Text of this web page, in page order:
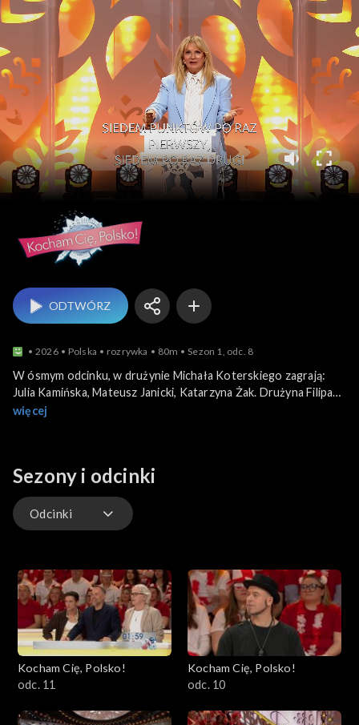
Kocham Cię, Polsko!
ODTWÓRZ
2026 Polska rozrywka 80m Sezon 1, odc. 8
W ósmym odcinku, w drużynie Michała Koterskiego zagrają:
Julia Kamińska, Mateusz Janicki, Katarzyna Żak. Drużyna Filipa
Gurłacza: Kasia Zielińska, Staszek Karpiel - Bułecka, Majka
więcej
Sezony i odcinki
Odcinki
Kocham Cię, Polsko!
odc. 11
Kocham Cię, Polsko!
odc. 10